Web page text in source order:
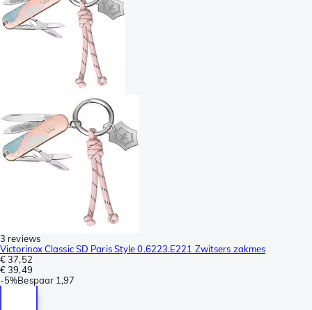
3 reviews
Victorinox Classic SD Paris Style 0.6223.E221 Zwitsers zakmes
€ 37,52
€ 39,49
-5%Bespaar 1,97